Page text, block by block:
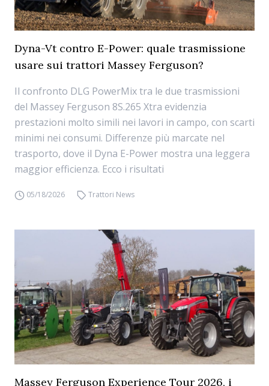
Dyna-Vt contro E-Power: quale trasmissione
usare sui trattori Massey Ferguson?
Il confronto DLG PowerMix tra le due trasmissioni
del Massey Ferguson 8S.265 Xtra evidenzia
prestazioni molto simili nei lavori in campo, con scarti
minimi nei consumi. Differenze più marcate nel
trasporto, dove il Dyna E-Power mostra una leggera
maggior efficienza. Ecco i risultati
05/18/2026 Trattori News
Massey Ferguson Experience Tour 2026, i